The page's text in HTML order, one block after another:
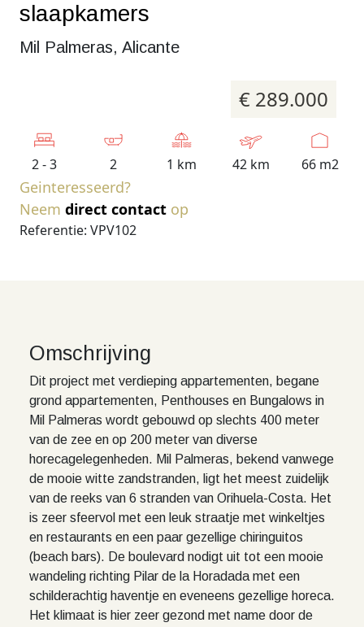
slaapkamers
Mil Palmeras, Alicante
€ 289.000
2 - 3 2 1 km 42 km 66 m2
Geinteresseerd?
Neem direct contact op
Referentie: VPV102
Omschrijving
Dit project met verdieping appartementen, begane
grond appartementen, Penthouses en Bungalows in
Mil Palmeras wordt gebouwd op slechts 400 meter
van de zee en op 200 meter van diverse
horecagelegenheden. Mil Palmeras, bekend vanwege
de mooie witte zandstranden, ligt het meest zuidelijk
van de reeks van 6 stranden van Orihuela-Costa. Het
is zeer sfeervol met een leuk straatje met winkeltjes
en restaurants en een paar gezellige chiringuitos
(beach bars). De boulevard nodigt uit tot een mooie
wandeling richting Pilar de la Horadada met een
schilderachtig haventje en eveneens gezellige horeca.
Het klimaat is hier zeer gezond met name door de